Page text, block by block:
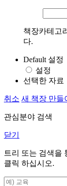
책장카테고
다.
Default 설정
설정
선택한 자료
취소 새 책장 만들
관심분야 검색
닫기
트리 또는 검색을
클릭 하십시오.